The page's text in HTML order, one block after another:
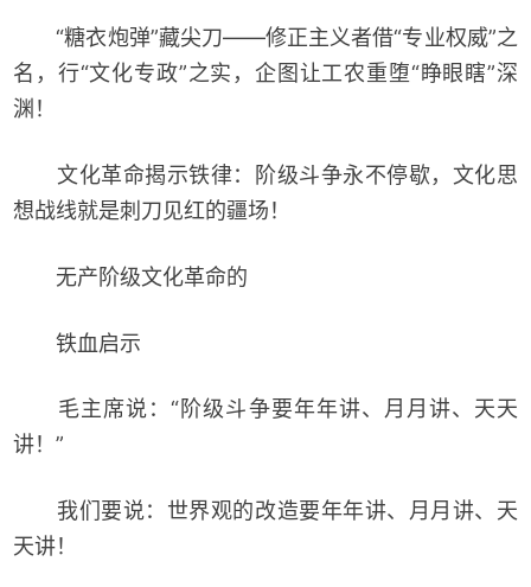
“糖衣炮弹”藏尖刀——修正主义者借“专业权威”之
名，行“文化专政”之实，企图让工农重堕“睁眼瞎”深
渊！
文化革命揭示铁律：阶级斗争永不停歇，文化思
想战线就是刺刀见红的疆场！
无产阶级文化革命的
铁血启示
毛主席说：“阶级斗争要年年讲、月月讲、天天
讲！”
我们要说：世界观的改造要年年讲、月月讲、天
天讲！